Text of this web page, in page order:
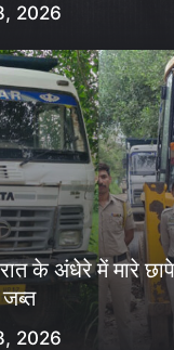
2026
के अंधेरे में मारे
2026